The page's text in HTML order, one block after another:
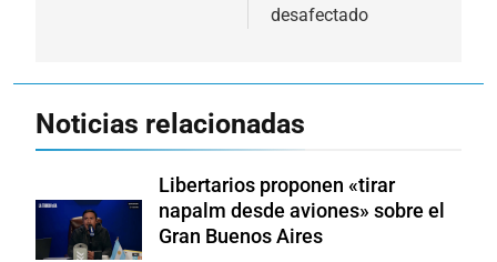
desafectado
Noticias relacionadas
Libertarios proponen «tirar
napalm desde aviones» sobre el
Gran Buenos Aires